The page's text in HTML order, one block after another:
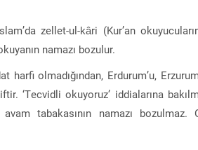
zellet-ul-kâri (Kur’an
namazı bozulur.
olmadığından, Erdurum’u,
‘Tecvidli okuyoruz’ iddialarına
tabakasının namazı bozulmaz.